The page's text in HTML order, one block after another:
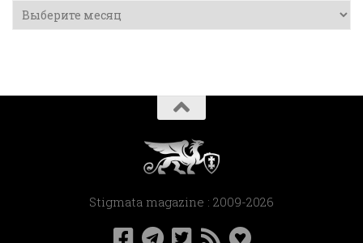
Архивы
Stigmata magazine : 2009-2026